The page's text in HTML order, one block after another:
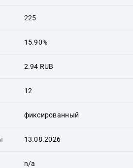
225
15.90%
2.94 RUB
12
фиксированный
13.08.2026
n/a